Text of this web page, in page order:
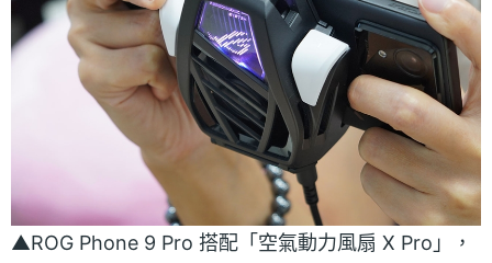
▲ROG Phone 9 Pro 搭配「空氣動力風扇 X Pro」，